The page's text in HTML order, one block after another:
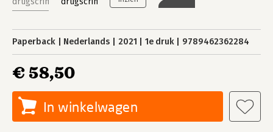
Paperback Nederlands 2021 1e druk 9789462362284
€ 58,50
In winkelwagen